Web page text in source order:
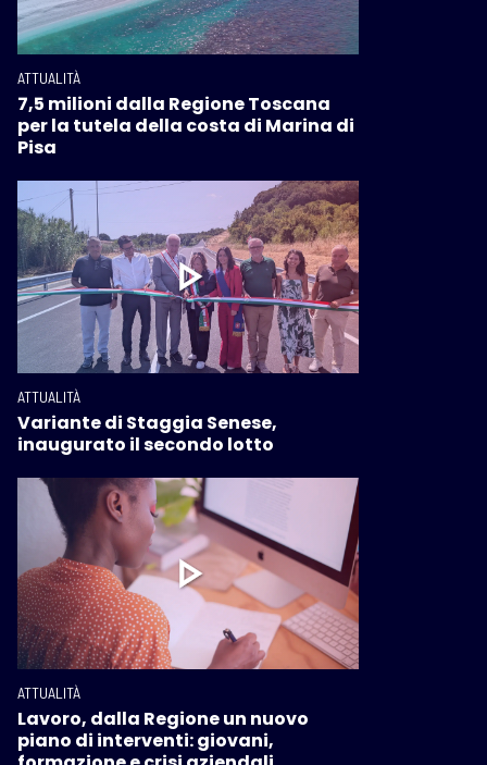
ATTUALITÀ
7,5 milioni dalla Regione Toscana
per la tutela della costa di Marina di
Pisa
ATTUALITÀ
Variante di Staggia Senese,
inaugurato il secondo lotto
ATTUALITÀ
Lavoro, dalla Regione un nuovo
piano di interventi: giovani,